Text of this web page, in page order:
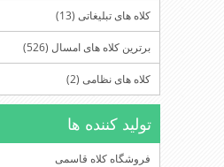
کلاه های تبلیغاتی (13)
برترین کلاه های امسال (526)
کلاه های نظامی (2)
تولید کننده ها
فروشگاه کلاه قاسمی